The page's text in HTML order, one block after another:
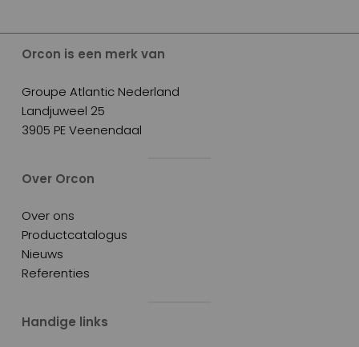
Orcon is een merk van
Groupe Atlantic Nederland
Landjuweel 25
3905 PE Veenendaal
Over Orcon
Over ons
Productcatalogus
Nieuws
Referenties
Handige links